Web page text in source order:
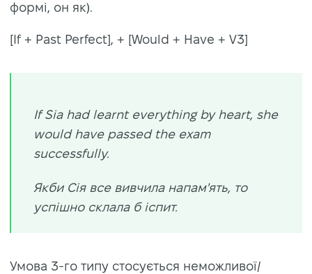
формі, он як).
[If + Past Perfect], + [Would + Have + V3]
If Sia had learnt everything by heart, she
would have passed the exam
successfully.
Якби Сія все вивчила напам'ять, то
успішно склала б іспит.
Умова 3-го типу стосується неможливої/